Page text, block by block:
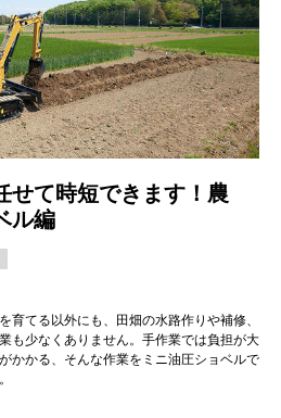
せて時短できます！農
ル編
育てる以外にも、田畑の水路作りや補修、
も少なくありません。手作業では負担が大
かかる、そんな作業をミニ油圧ショベルで